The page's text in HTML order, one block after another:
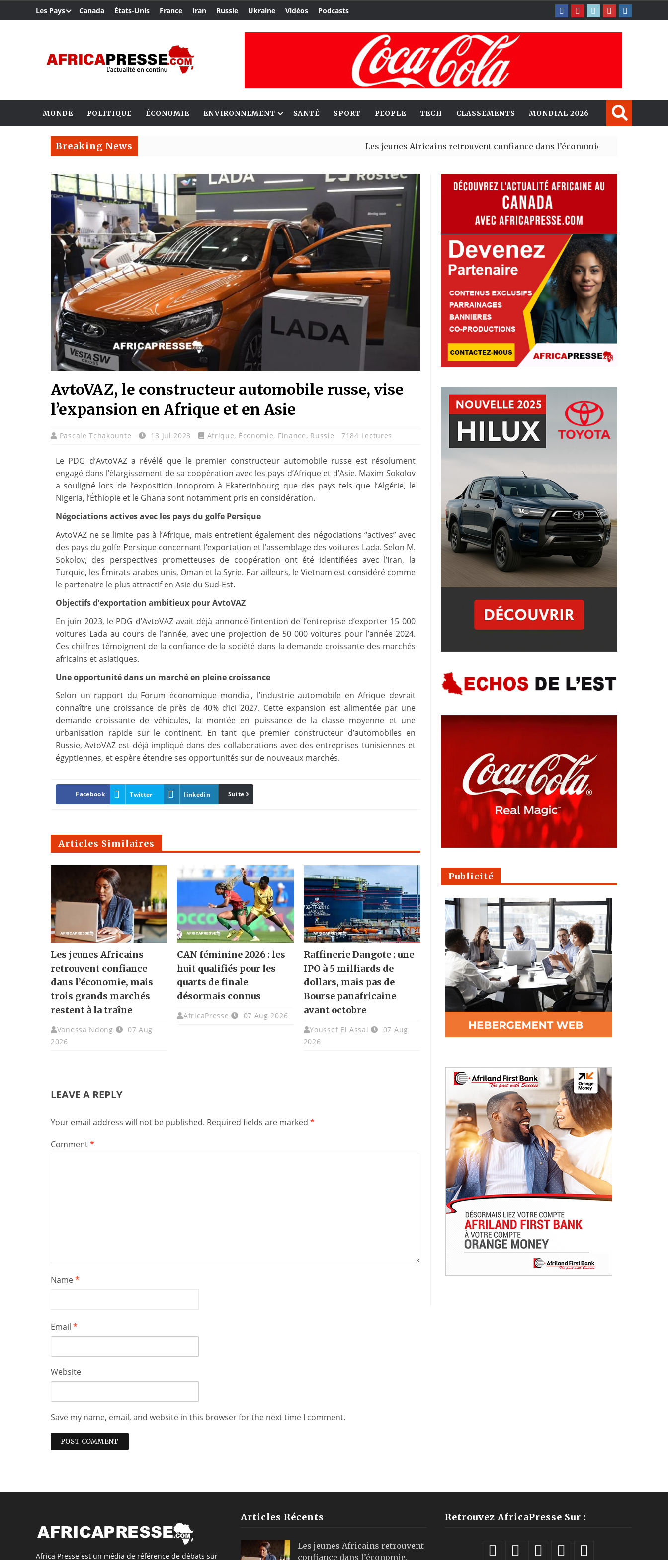
Les Pays Canada États-Unis France Iran Russie Ukraine Vidéos Podcasts
MONDE POLITIQUE ÉCONOMIE ENVIRONNEMENT SANTÉ SPORT PEOPLE TECH CLASSEMENTS MONDIAL 2026
Breaking News Les jeunes Africains retrouvent confiance dans l’économie, mais trois grands
AvtoVAZ, le constructeur automobile russe, vise
l’expansion en Afrique et en Asie
Pascale Tchakounte 13 Jul 2023 Afrique, Économie, Finance, Russie 7184 Lectures
Le PDG d’AvtoVAZ a révélé que le premier constructeur automobile russe est résolument
engagé dans l’élargissement de sa coopération avec les pays d’Afrique et d’Asie. Maxim Sokolov
a souligné lors de l’exposition Innoprom à Ekaterinbourg que des pays tels que l’Algérie, le
Nigeria, l’Éthiopie et le Ghana sont notamment pris en considération.
Négociations actives avec les pays du golfe Persique
AvtoVAZ ne se limite pas à l’Afrique, mais entretient également des négociations “actives” avec
des pays du golfe Persique concernant l’exportation et l’assemblage des voitures Lada. Selon M.
Sokolov, des perspectives prometteuses de coopération ont été identifiées avec l’Iran, la
Turquie, les Émirats arabes unis, Oman et la Syrie. Par ailleurs, le Vietnam est considéré comme
le partenaire le plus attractif en Asie du Sud-Est.
Objectifs d’exportation ambitieux pour AvtoVAZ
En juin 2023, le PDG d’AvtoVAZ avait déjà annoncé l’intention de l’entreprise d’exporter 15 000
voitures Lada au cours de l’année, avec une projection de 50 000 voitures pour l’année 2024.
Ces chiffres témoignent de la confiance de la société dans la demande croissante des marchés
africains et asiatiques.
Une opportunité dans un marché en pleine croissance
Selon un rapport du Forum économique mondial, l’industrie automobile en Afrique devrait
connaître une croissance de près de 40% d’ici 2027. Cette expansion est alimentée par une
demande croissante de véhicules, la montée en puissance de la classe moyenne et une
urbanisation rapide sur le continent. En tant que premier constructeur d’automobiles en
Russie, AvtoVAZ est déjà impliqué dans des collaborations avec des entreprises tunisiennes et
égyptiennes, et espère étendre ses opportunités sur de nouveaux marchés.
Facebook Twitter linkedin Pinterest
Suite
Articles Similaires
Les jeunes Africains
retrouvent confiance
dans l’économie, mais
trois grands marchés
restent à la traîne
Vanessa Ndong
07 Aug
2026
CAN féminine 2026 : les
huit qualifiés pour les
quarts de finale
désormais connus
AfricaPresse 07 Aug 2026
Raffinerie Dangote : une
IPO à 5 milliards de
dollars, mais pas de
Bourse panafricaine
avant octobre
Youssef El Assal
07 Aug
2026
LEAVE A REPLY
Your email address will not be published. Required fields are marked *
Comment*
Name*
Email *
Website
Save my name, email, and website in this browser for the next time I comment.
Publicité
Africa Presse est un média de référence de débats sur
Articles Récents
Les jeunes Africains retrouvent
confiance dans l’économie,
Retrouvez AfricaPresse Sur :